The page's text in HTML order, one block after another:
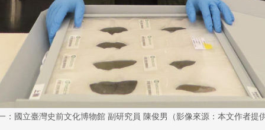
：國立臺灣史前文化博物館 副研究員 陳俊男（影像來源：本文作者提